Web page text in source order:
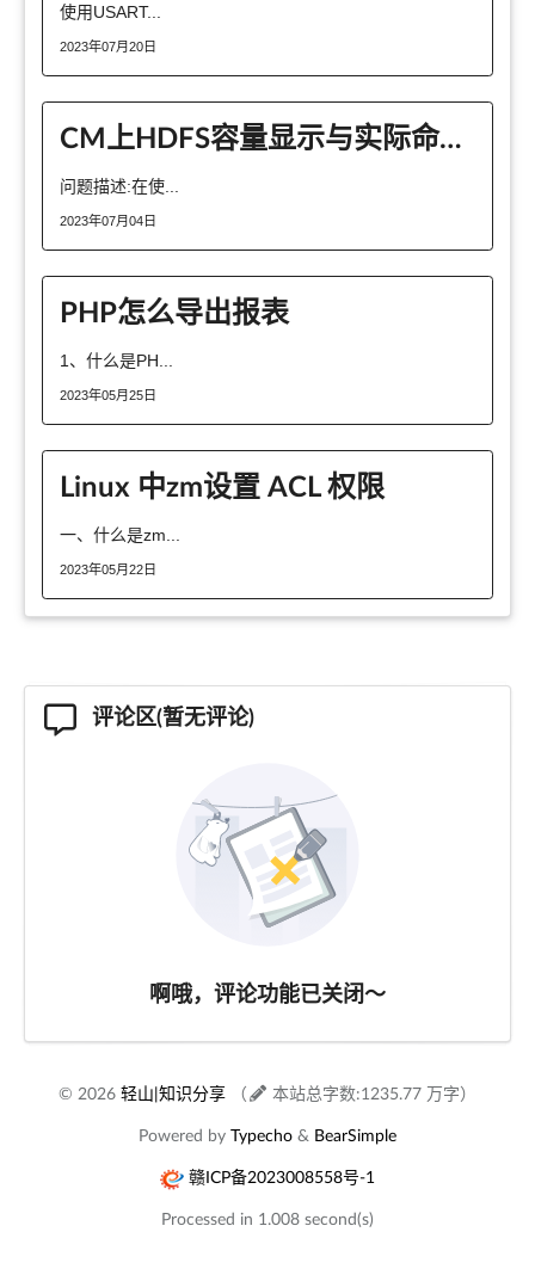
使用USART...
2023年07月20日
CM上HDFS容量显示与实际命令不一致的问题分析
问题描述:在使...
2023年07月04日
PHP怎么导出报表
1、什么是PH...
2023年05月25日
Linux 中zm设置 ACL 权限
一、什么是zm...
2023年05月22日
评论区(暂无评论)
啊哦，评论功能已关闭～
© 2026轻山|知识分享 （ 本站总字数:1235.77 万字）
Powered by Typecho & BearSimple
赣ICP备2023008558号-1
Processed in 1.008 second(s)